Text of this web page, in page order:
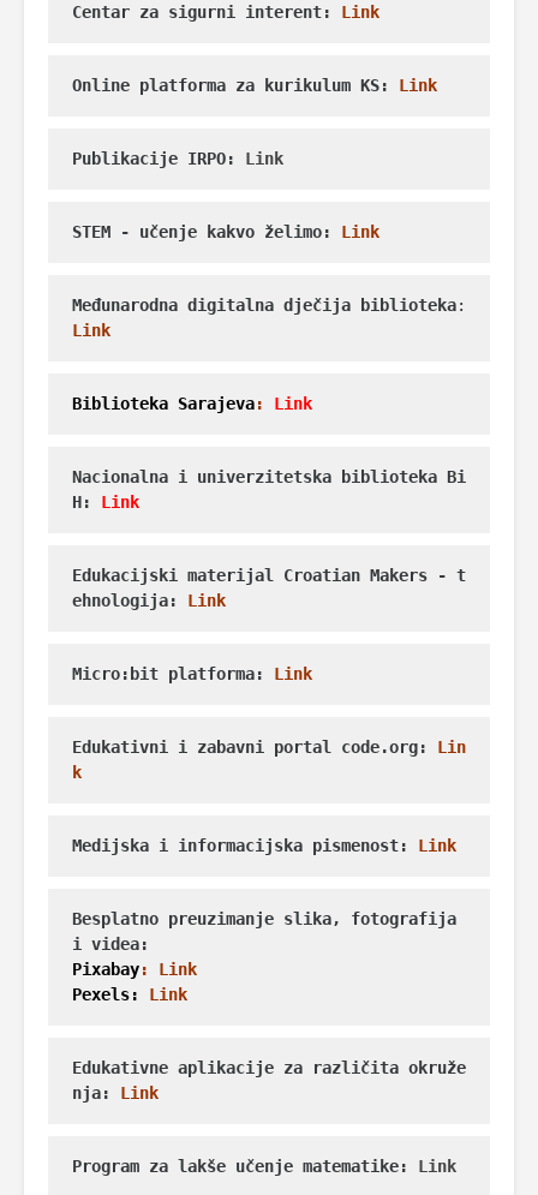
Centar za sigurni interent: Link
Online platforma za kurikulum KS: Link
Publikacije IRPO: Link
STEM - učenje kakvo želimo: Link
Međunarodna digitalna dječija biblioteka:
Link
Biblioteka Sarajeva: Link
Nacionalna i univerzitetska biblioteka Bi
H:
Link
Edukacijski materijal Croatian Makers - t
ehnologija: Link
Micro:bit platforma: Link
Edukativni i zabavni portal code.org: Lin
k
Medijska i informacijska pismenost: Link
Besplatno preuzimanje slika, fotografija
Pixabay: Link
Pexels:
Link
Edukativne aplikacije za različita okruže
nja: Link
Program za lakše učenje matematike: Link